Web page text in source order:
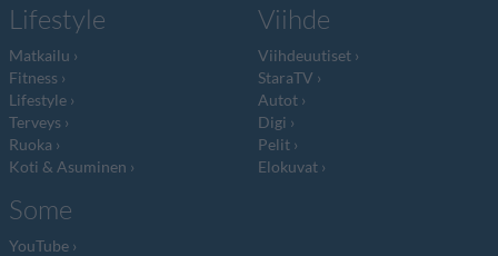
Lifestyle
Matkailu
Fitness
Lifestyle
Terveys
Ruoka
Koti & Asuminen
Viihde
Viihdeuutiset
StaraTV
Autot
Digi
Pelit
Elokuvat
Some
YouTube